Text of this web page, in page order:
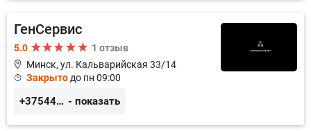
ГенСервис
5.0
1 отзыв
Минск, ул. Кальварийская 33/14
Закрытодо пн 09:00
+375444649592 - показать